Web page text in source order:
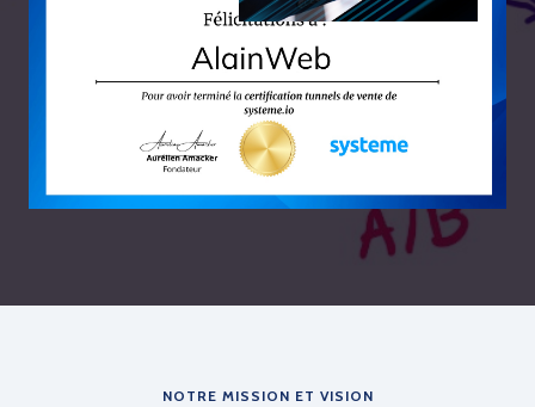
NOTRE MISSION ET VISION